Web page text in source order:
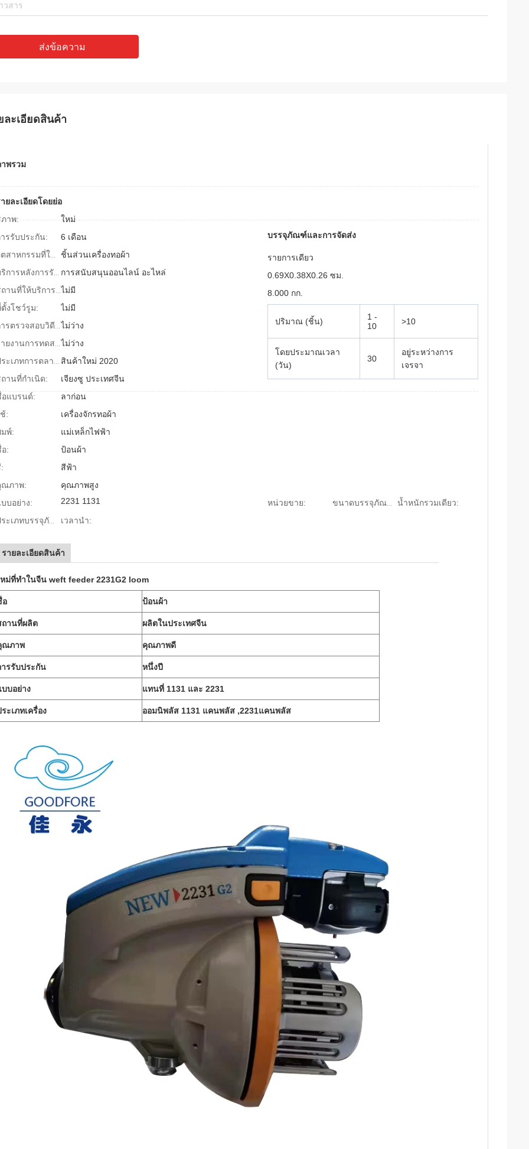
ส่งข้อความ
ละเอียดสินค้า
พรวม
ยละเอียดโดยย่อ
าพ:
ใหม่
รรับประกัน:
6 เดือน
อุตสาหกรรมที่ใช้บังคับ: ชิ้นส่วนเครื่องทอผ้า
บริการหลังการรับประกัน: การสนับสนุนออนไลน์ อะไหล่
สถานที่ให้บริการในพื้นที่:ไม่มี
งโชว์รูม:
ไม่มี
การตรวจสอบวิดีโอขาออก:ไม่ว่าง
รายงานการทดสอบเครื่องจักร:ไม่ว่าง
ประเภทการตลาด: สินค้าใหม่ 2020
านที่กำเนิด:
เจียงซู ประเทศจีน
อแบรนด์:
ลาก่อน
:
เครื่องจักรทอผ้า
พ์:
แม่เหล็กไฟฟ้า
:
ป้อนผ้า
สีฟ้า
ณภาพ:
คุณภาพสูง
บอย่าง:
2231 1131
บรรจุภัณฑ์และการจัดส่ง
หน่วยขาย:
รายการเดียว
ขนาดบรรจุภัณฑ์เดียว:
0.69X0.38X0.26 ซม.
น้ำหนักรวมเดียว:
8.000 กก.
ประเภทบรรจุภัณฑ์: เวลานำ:
ปริมาณ (ชิ้น)
1 -
10
>10
โดยประมาณเวลา
(วัน)
30
อยู่ระหว่างการ
เจรจา
รายละเอียดสินค้า
ม่ที่ทำในจีน weft feeder 2231G2 loom
อ ป้อนผ้า
ถานที่ผลิต ผลิตในประเทศจีน
ณภาพ คุณภาพดี
ารรับประกัน หนึ่งปี
บบอย่าง แทนที่ 1131 และ 2231
ะเภทเครื่อง ออมนิพลัส 1131 แคนพลัส ,2231แคนพลัส